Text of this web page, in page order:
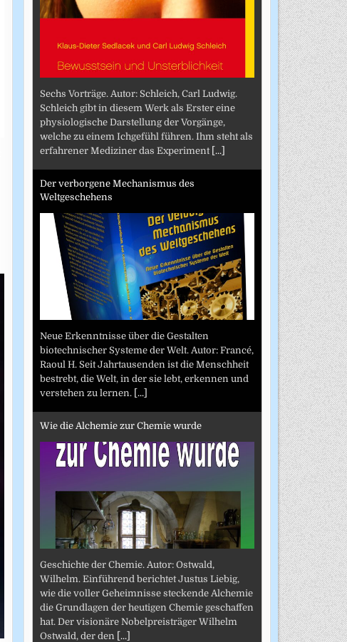
Sechs Vorträge. Autor: Schleich, Carl Ludwig.
Schleich gibt in diesem Werk als Erster eine
physiologische Darstellung der Vorgänge,
welche zu einem Ichgefühl führen. Ihm steht als
erfahrener Mediziner das Experiment [...]
Der verborgene Mechanismus des
Weltgeschehens
Neue Erkenntnisse über die Gestalten
biotechnischer Systeme der Welt. Autor: Francé,
Raoul H. Seit Jahrtausenden ist die Menschheit
bestrebt, die Welt, in der sie lebt, erkennen und
verstehen zu lernen. [...]
Wie die Alchemie zur Chemie wurde
Geschichte der Chemie. Autor: Ostwald,
Wilhelm. Einführend berichtet Justus Liebig,
wie die voller Geheimnisse steckende Alchemie
die Grundlagen der heutigen Chemie geschaffen
hat. Der visionäre Nobelpreisträger Wilhelm
Ostwald, der den [...]